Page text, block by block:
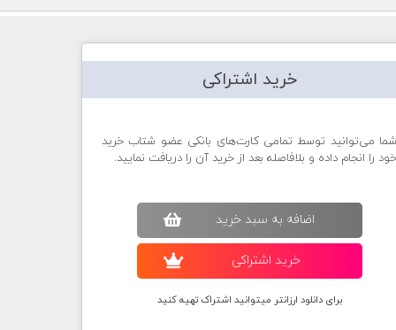
خرید اشتراکی
شما می‌توانید توسط تمامی کارت‌های بانکی عضو شتاب خرید
خود را انجام داده و بلافاصله بعد از خرید آن را دریافت نمایید.
اضافه به سبد خريد
خريد اشتراکی
برای دانلود ارزانتر میتوانید اشتراک تهیه کنید